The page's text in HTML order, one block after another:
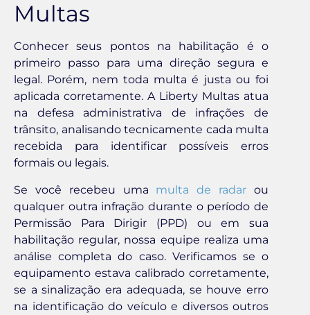
Multas
Conhecer seus pontos na habilitação é o
primeiro passo para uma direção segura e
legal. Porém, nem toda multa é justa ou foi
aplicada corretamente. A Liberty Multas atua
na defesa administrativa de infrações de
trânsito, analisando tecnicamente cada multa
recebida para identificar possíveis erros
formais ou legais.
Se você recebeu uma multa de radar ou
qualquer outra infração durante o período de
Permissão Para Dirigir (PPD) ou em sua
habilitação regular, nossa equipe realiza uma
análise completa do caso. Verificamos se o
equipamento estava calibrado corretamente,
se a sinalização era adequada, se houve erro
na identificação do veículo e diversos outros